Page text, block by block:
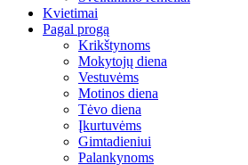
Kvietimai
Pagal progą
Krikštynoms
Mokytojų diena
Vestuvėms
Motinos diena
Tėvo diena
Įkurtuvėms
Gimtadieniui
Palankynoms